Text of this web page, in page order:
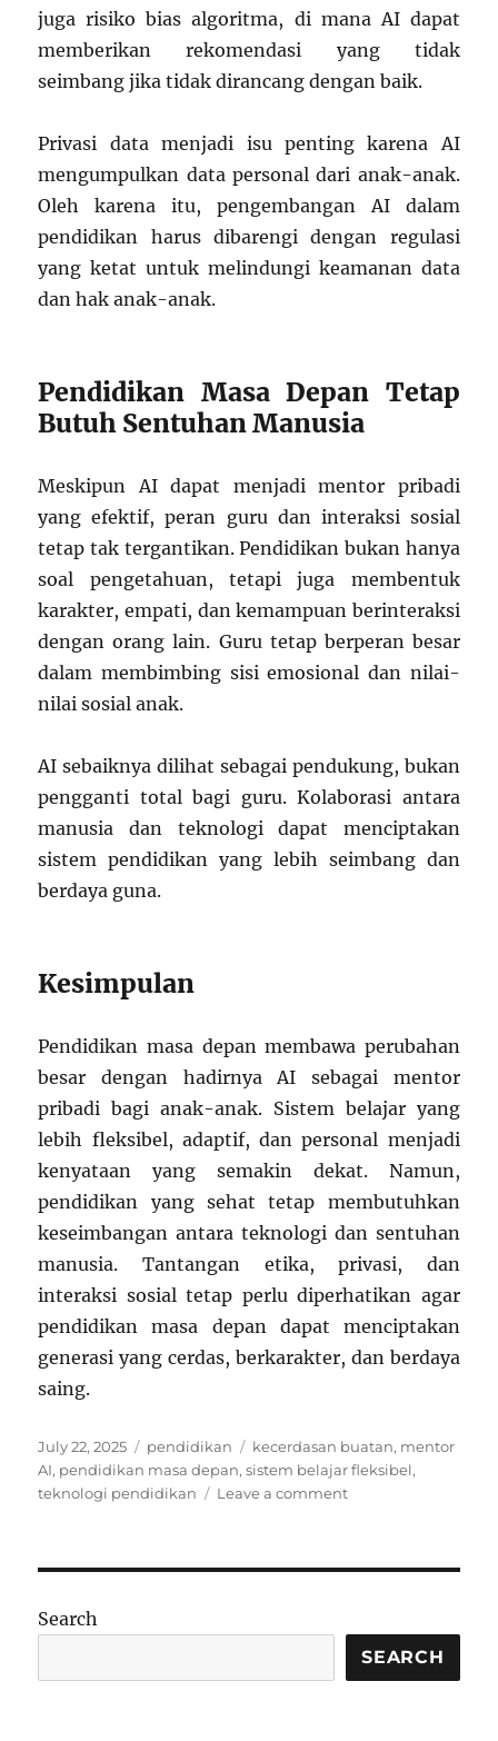
juga risiko bias algoritma, di mana AI dapat
memberikan rekomendasi yang tidak
seimbang jika tidak dirancang dengan baik.
Privasi data menjadi isu penting karena AI
mengumpulkan data personal dari anak-anak.
Oleh karena itu, pengembangan AI dalam
pendidikan harus dibarengi dengan regulasi
yang ketat untuk melindungi keamanan data
dan hak anak-anak.
Pendidikan Masa Depan Tetap
Butuh Sentuhan Manusia
Meskipun AI dapat menjadi mentor pribadi
yang efektif, peran guru dan interaksi sosial
tetap tak tergantikan. Pendidikan bukan hanya
soal pengetahuan, tetapi juga membentuk
karakter, empati, dan kemampuan berinteraksi
dengan orang lain. Guru tetap berperan besar
dalam membimbing sisi emosional dan nilai-
nilai sosial anak.
AI sebaiknya dilihat sebagai pendukung, bukan
pengganti total bagi guru. Kolaborasi antara
manusia dan teknologi dapat menciptakan
sistem pendidikan yang lebih seimbang dan
berdaya guna.
Kesimpulan
Pendidikan masa depan membawa perubahan
besar dengan hadirnya AI sebagai mentor
pribadi bagi anak-anak. Sistem belajar yang
lebih fleksibel, adaptif, dan personal menjadi
kenyataan yang semakin dekat. Namun,
pendidikan yang sehat tetap membutuhkan
keseimbangan antara teknologi dan sentuhan
manusia. Tantangan etika, privasi, dan
interaksi sosial tetap perlu diperhatikan agar
pendidikan masa depan dapat menciptakan
generasi yang cerdas, berkarakter, dan berdaya
saing.
Posted
on
July 22, 2025 Categories
pendidikan Tags
kecerdasan buatan, mentor
AI, pendidikan masa depan,sistem belajar fleksibel,
teknologi pendidikan
Leave a commenton
Jadi
Mentor
Pribadi
Search
SEARCH